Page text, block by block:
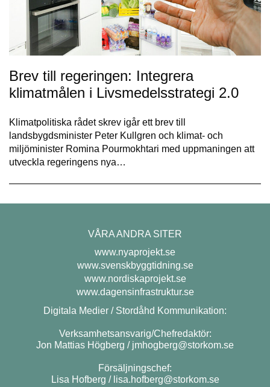
Brev till regeringen: Integrera
klimatmålen i Livsmedelsstrategi 2.0
Klimatpolitiska rådet skrev igår ett brev till
landsbygdsminister Peter Kullgren och klimat- och
miljöminister Romina Pourmokhtari med uppmaningen att
utveckla regeringens nya…
VÅRA ANDRA SITER
www.nyaprojekt.se
www.svenskbyggtidning.se
www.nordiskaprojekt.se
www.dagensinfrastruktur.se
Digitala Medier / Stordåhd Kommunikation:
Verksamhetsansvarig/Chefredaktör:
Jon Mattias Högberg / jmhogberg@storkom.se
Försäljningschef:
Lisa Hofberg / lisa.hofberg@storkom.se